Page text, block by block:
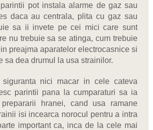
pot instala alarme de gaz sau
daca au centrala, plita cu gaz sau
sa ii invete pe cei mici care sunt
nu trebuie sa se atinga, cum trebuie
preajma aparatelor electrocasnice si
sa dea drumul la usa strainilor.
nici macar in cele cateva
parintii pana la cumparaturi sa ia
hranei, cand usa ramane
isi incearca norocul pentru a intra
important ca, inca de la cele mai